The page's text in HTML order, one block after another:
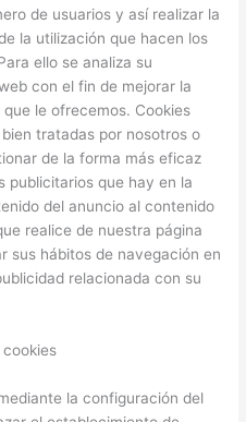
de usuarios y así realizar la
la utilización que hacen los
ello se analiza su
con el fin de mejorar la
le ofrecemos. Cookies
tratadas por nosotros o
de la forma más eficaz
publicitarios que hay en la
del anuncio al contenido
realice de nuestra página
sus hábitos de navegación en
relacionada con su
la configuración del